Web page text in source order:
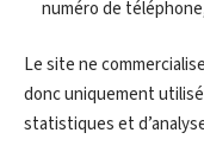
numéro de
Le site ne
donc uniquement
statistiques et